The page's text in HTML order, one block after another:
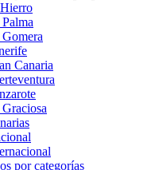
Canaria
por categorías